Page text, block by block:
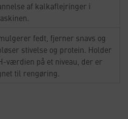
af kalkaflejringer i
fedt, fjerner snavs og
stivelse og protein. Holder
værdien på et niveau, der er
til rengøring.